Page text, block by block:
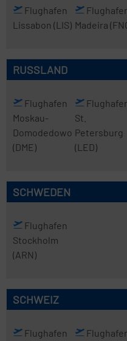
Flughafen
Lissabon (LIS) Madeira
RUSSLAND
Flughafen
Moskau-
Domodedowo
(DME)
St.
Petersburg
(LED)
SCHWEDEN
Flughafen
Stockholm
(ARN)
SCHWEIZ
Flughafen